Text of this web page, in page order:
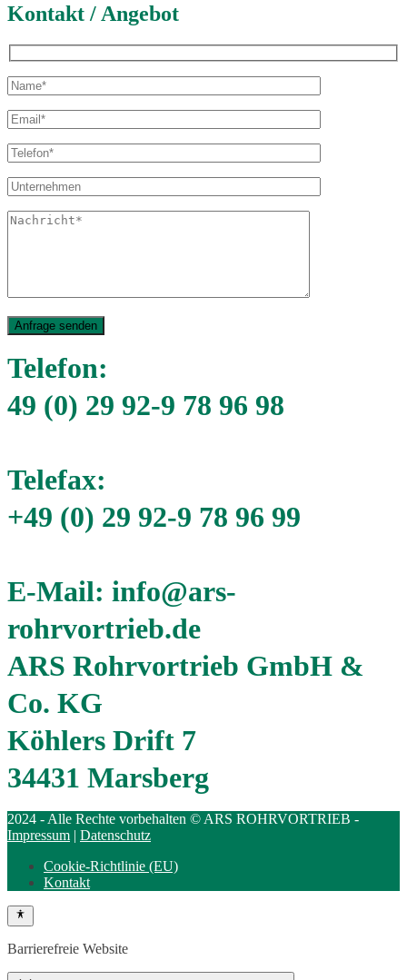
Kontakt / Angebot
Anfrage senden
Telefon:
49 (0) 29 92-9 78 96 98
Telefax:
+49 (0) 29 92-9 78 96 99
E-Mail: info@ars-
rohrvortrieb.de
ARS Rohrvortrieb GmbH &
Co. KG
Köhlers Drift 7
34431 Marsberg
2024 - Alle Rechte vorbehalten © ARS ROHRVORTRIEB -
Impressum | Datenschutz
Cookie-Richtlinie (EU)
Kontakt
Barrierefreie Website